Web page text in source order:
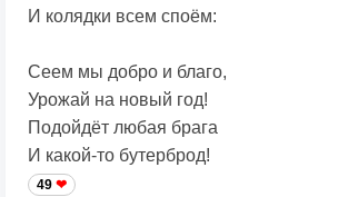
И колядки всем споём:
Сеем мы добро и благо,
Урожай на новый год!
Подойдёт любая брага
И какой-то бутерброд!
49